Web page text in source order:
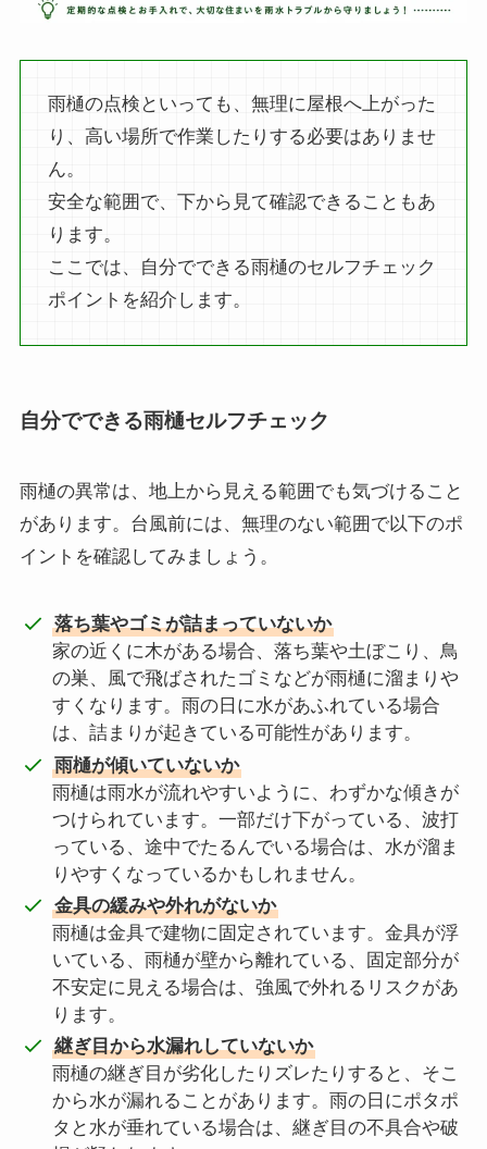
雨樋の点検といっても、無理に屋根へ上がった
り、高い場所で作業したりする必要はありませ
ん。
安全な範囲で、下から見て確認できることもあ
ります。
ここでは、自分でできる雨樋のセルフチェック
ポイントを紹介します。
自分でできる雨樋セルフチェック
雨樋の異常は、地上から見える範囲でも気づけること
があります。台風前には、無理のない範囲で以下のポ
イントを確認してみましょう。
落ち葉やゴミが詰まっていないか
家の近くに木がある場合、落ち葉や土ぼこり、鳥
の巣、風で飛ばされたゴミなどが雨樋に溜まりや
すくなります。雨の日に水があふれている場合
は、詰まりが起きている可能性があります。
雨樋が傾いていないか
雨樋は雨水が流れやすいように、わずかな傾きが
つけられています。一部だけ下がっている、波打
っている、途中でたるんでいる場合は、水が溜ま
りやすくなっているかもしれません。
金具の緩みや外れがないか
雨樋は金具で建物に固定されています。金具が浮
いている、雨樋が壁から離れている、固定部分が
不安定に見える場合は、強風で外れるリスクがあ
ります。
継ぎ目から水漏れしていないか
雨樋の継ぎ目が劣化したりズレたりすると、そこ
から水が漏れることがあります。雨の日にポタポ
タと水が垂れている場合は、継ぎ目の不具合や破